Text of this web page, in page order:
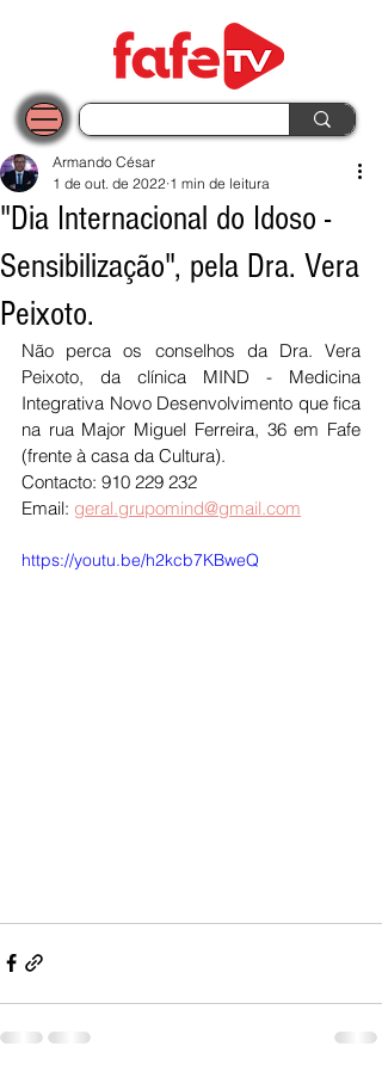
"Dia Internacional do Idoso -
Sensibilização", pela Dra. Vera
Peixoto.
Armando César
1 de out. de 2022 1 min de leitura
Não perca os conselhos da Dra. Vera
Peixoto, da clínica MIND - Medicina
Integrativa Novo Desenvolvimento que fica
na rua Major Miguel Ferreira, 36 em Fafe
(frente à casa da Cultura).
Contacto: 910 229 232
Email: geral.grupomind@gmail.com
https://youtu.be/h2kcb7KBweQ